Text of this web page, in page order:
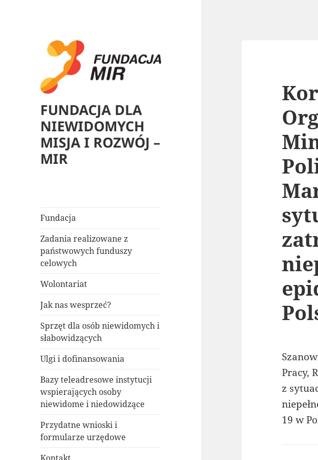
FUNDACJA DLA
NIEWIDOMYCH
MISJA I ROZWÓJ –
MIR
Fundacja
Zadania realizowane z
państwowych funduszy
celowych
Wolontariat
Jak nas wesprzeć?
Sprzęt dla osób niewidomych i
słabowidzących
Ulgi i dofinansowania
Bazy teleadresowe instytucji
wspierających osoby
niewidome i niedowidzące
Przydatne wnioski i
formularze urzędowe
Pracy,
z
19 w